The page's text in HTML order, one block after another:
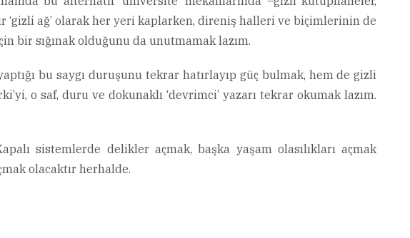
ağ’ olarak her yeri kaplarken, direniş halleri ve biçimlerinin de
bir sığınak olduğunu da unutmamak lazım.
bu saygı duruşunu tekrar hatırlayıp güç bulmak, hem de gizli
o saf, duru ve dokunaklı ‘devrimci’ yazarı tekrar okumak lazım.
sistemlerde delikler açmak, başka yaşam olasılıkları açmak
olacaktır herhalde.